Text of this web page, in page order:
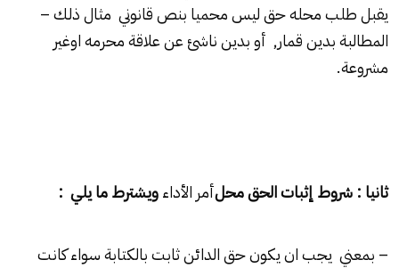
يقبل طلب محله حق ليس محميا بنص قانوني مثال ذلك –
المطالبة بدين قمار, أو بدين ناشئ عن علاقة محرمه اوغير
مشروعة.
ثانيا : شروط إثبات الحق محلأمر الأداءويشترط ما يلي :
– بمعني يجب ان يكون حق الدائن ثابت بالكتابة سواء كانت